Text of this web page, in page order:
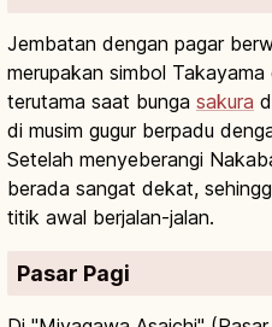
Jembatan dengan pagar
merupakan simbol
terutama saat bunga sakura
di musim gugur berpadu
Setelah menyeberangi
berada sangat dekat,
titik awal berjalan-jalan.
Pasar Pagi